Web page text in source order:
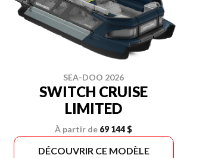
SEA-DOO 2026
SWITCH CRUISE
LIMITED
À partir de 69 144 $
DÉCOUVRIR CE MODÈLE